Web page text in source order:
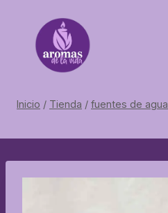
contenido
Inicio / Tienda / fuentes de agua